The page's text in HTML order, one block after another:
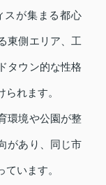
スが集まる都心
東側エリア、工
タウン的な性格
れます。
環境や公園が整
があり、同じ市
います。